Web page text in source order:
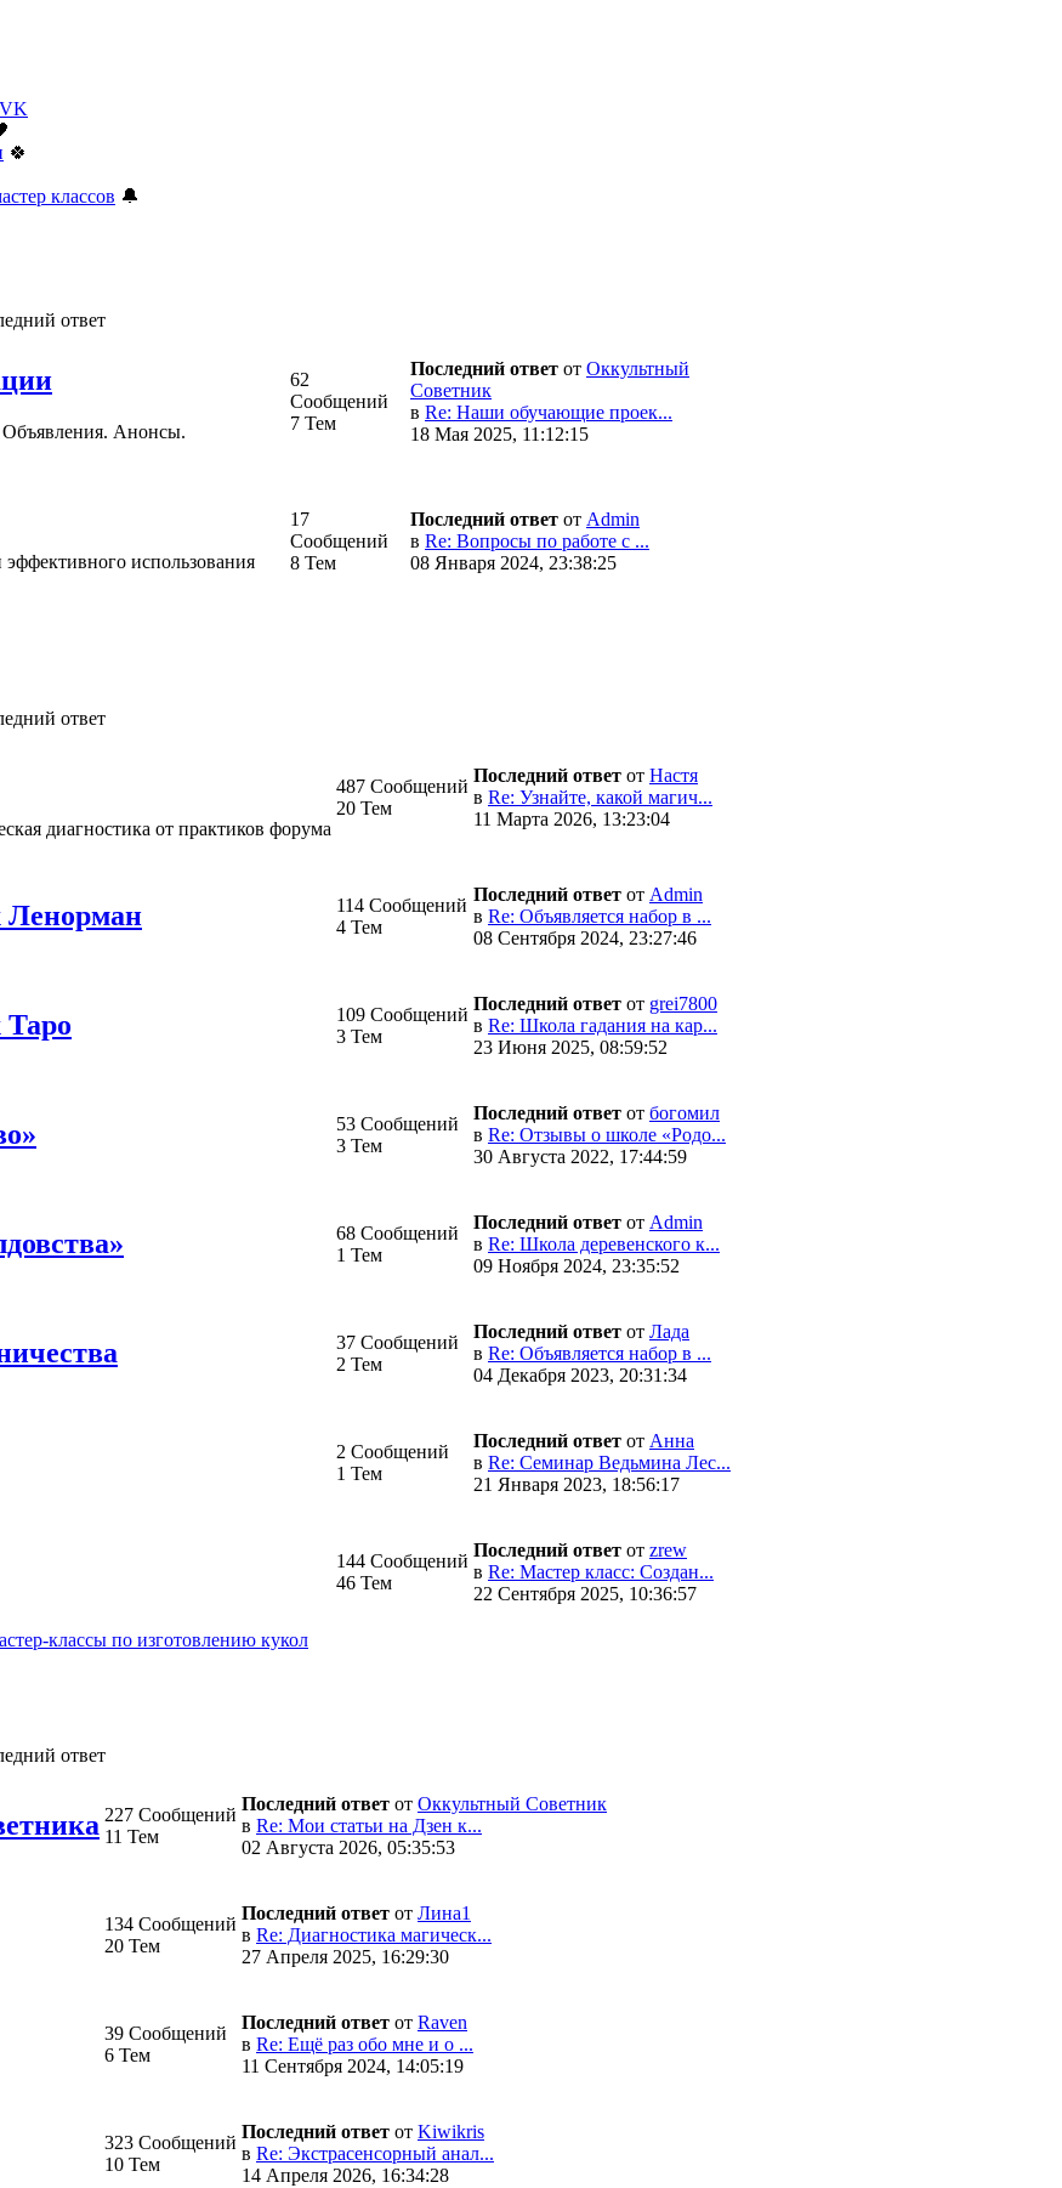
🍀
классов 🔔
ответ
Анонсы.
62
Сообщений
7 Тем
Последний ответ от Оккультный
Советник
в Re: Наши обучающие проек...
18 Мая 2025, 11:12:15
использования
17
Сообщений
8 Тем
Последний ответ от Admin
в Re: Вопросы по работе с ...
08 Января 2024, 23:38:25
ответ
диагностика от практиков форума
487 Сообщений
20 Тем
Последний ответ от Настя
в Re: Узнайте, какой магич...
11 Марта 2026, 13:23:04
Ленорман
114 Сообщений
4 Тем
Последний ответ от Admin
в Re: Объявляется набор в ...
08 Сентября 2024, 23:27:46
Таро
109 Сообщений
3 Тем
Последний ответ от grei7800
в Re: Школа гадания на кар...
23 Июня 2025, 08:59:52
53 Сообщений
3 Тем
Последний ответ от богомил
в Re: Отзывы о школе «Родо...
30 Августа 2022, 17:44:59
68 Сообщений
1 Тем
Последний ответ от Admin
в Re: Школа деревенского к...
09 Ноября 2024, 23:35:52
37 Сообщений
2 Тем
Последний ответ от Лада
в Re: Объявляется набор в ...
04 Декабря 2023, 20:31:34
2 Сообщений
1 Тем
Последний ответ от Анна
в Re: Семинар Ведьмина Лес...
21 Января 2023, 18:56:17
144 Сообщений
46 Тем
Последний ответ от zrew
в Re: Мастер класс: Создан...
22 Сентября 2025, 10:36:57
классы по изготовлению кукол
ответ
227 Сообщений
11 Тем
Последний ответ от Оккультный Советник
в Re: Мои статьи на Дзен к...
02 Августа 2026, 05:35:53
134 Сообщений
20 Тем
Последний ответ от Лина1
в Re: Диагностика магическ...
27 Апреля 2025, 16:29:30
39 Сообщений
6 Тем
Последний ответ от Raven
в Re: Ещё раз обо мне и о ...
11 Сентября 2024, 14:05:19
323 Сообщений
10 Тем
Последний ответ от Kiwikris
в Re: Экстрасенсорный анал...
14 Апреля 2026, 16:34:28